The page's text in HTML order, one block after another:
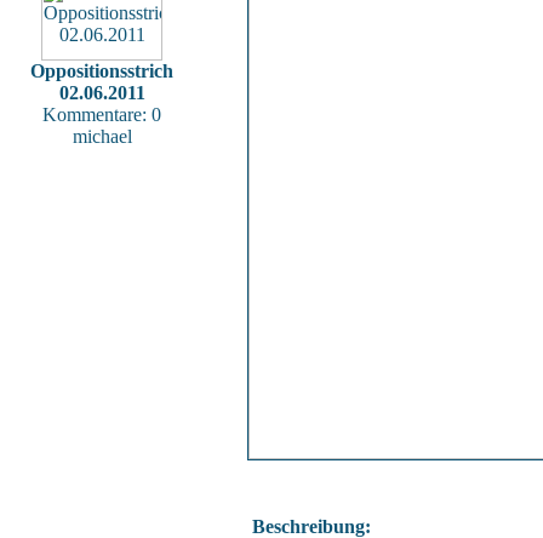
Oppositionsstrich
02.06.2011
Kommentare: 0
michael
Beschreibung: